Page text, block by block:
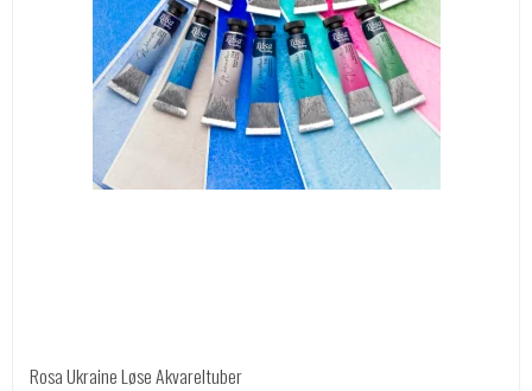
Rosa Ukraine Løse Akvareltuber